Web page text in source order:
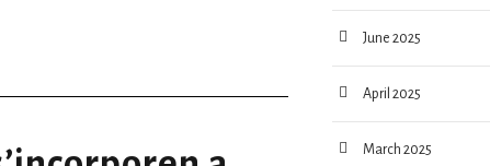
June 2025
April 2025
March 2025